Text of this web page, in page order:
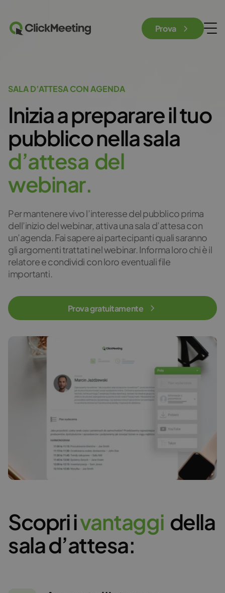
Prova
SALA D’ATTESA CON AGENDA
Inizia a preparare il tuo
pubblico nella sala
d’attesa del
webinar.
Per mantenere vivo l’interesse del pubblico prima
dell’inizio del webinar, attiva una sala d’attesa con
un’agenda. Fai sapere ai partecipanti quali saranno
gli argomenti trattati nel webinar. Informa loro chi è il
relatore e condividi con loro eventuali file
importanti.
Prova gratuitamente
Scopri ivantaggi della
sala d’attesa: